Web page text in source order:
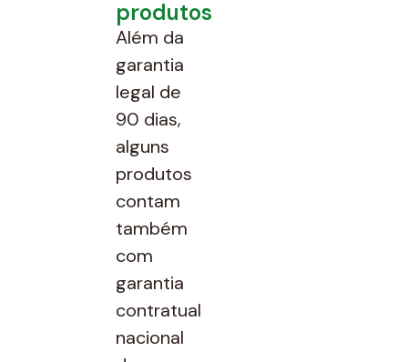
produtos
Além da
garantia
legal de
90 dias,
alguns
produtos
contam
também
com
garantia
contratual
nacional